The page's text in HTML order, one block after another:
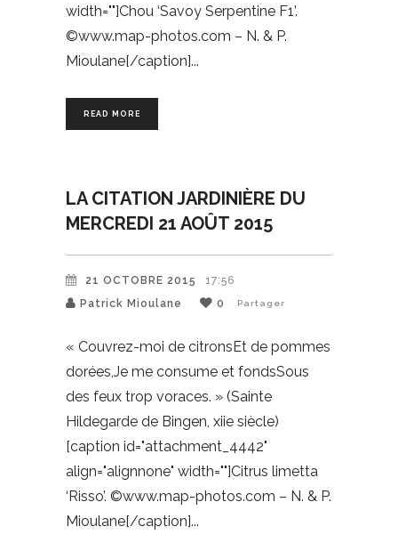
width=""]Chou ‘Savoy Serpentine F1’.
©www.map-photos.com – N. & P.
Mioulane[/caption]
READ MORE
LA CITATION JARDINIÈRE DU
MERCREDI 21 AOÛT 2015
21 OCTOBRE 2015
17:56
Patrick Mioulane
0 Partager
« Couvrez-moi de citronsEt de pommes
dorées,Je me consume et fondsSous
des feux trop voraces. » (Sainte
Hildegarde de Bingen, xiie siècle)
[caption id="attachment_4442"
align="alignnone" width=""]Citrus limetta
‘Risso’. ©www.map-photos.com – N. & P.
Mioulane[/caption]